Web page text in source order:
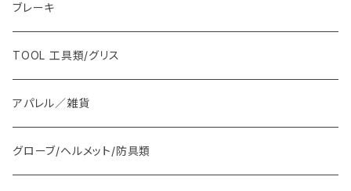
ブレーキ
TOOL 工具類/グリス
アパレル／雑貨
グローブ/ヘルメット/防具類